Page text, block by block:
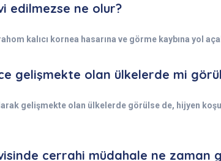
edilmezse ne olur?
kalıcı kornea hasarına ve görme kaybına yol
gelişmekte olan ülkelerde mi
gelişmekte olan ülkelerde görülse de, hijyen
cerrahi müdahale ne zaman